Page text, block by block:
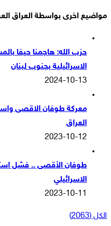
مواضيع اخرى بواسطة العراق
حزب الله: هاجمنا حيفا
الاسرائيلية بجنوب لبنان
2024-10-13
معركة طوفان الاقصى
العراق
2023-10-12
طوفان الأقصى .. فشل
الاسرائيلي
2023-10-11
الكل (2063)